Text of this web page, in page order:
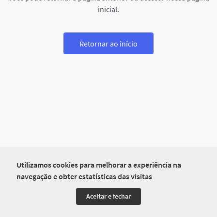
Utilizamos cookies para melhorar a experiência na
navegação e obter estatísticas das visitas
Aceitar e fechar
inicial.
Retornar ao início